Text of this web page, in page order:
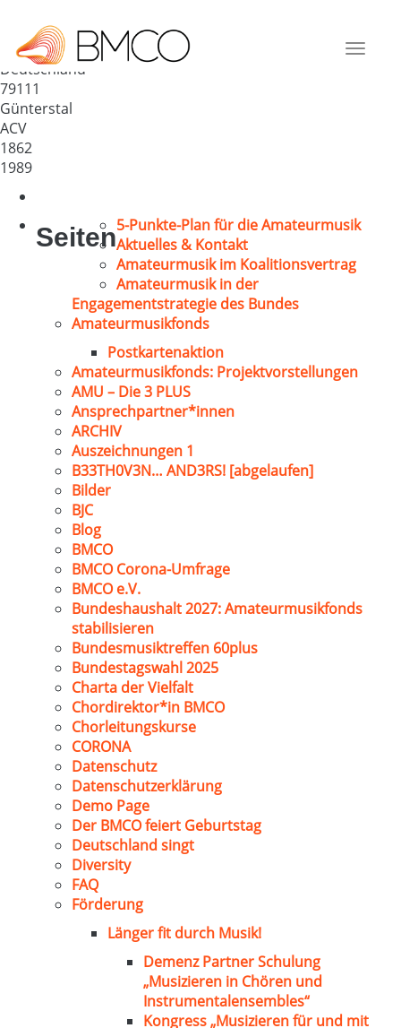
Toggle
Günterstal
Deutschland
79111
Günterstal
ACV
1862
1989
Seiten5-Punkte-Plan für die Amateurmusik
Aktuelles & Kontakt
Amateurmusik im Koalitionsvertrag
Amateurmusik in der
Engagementstrategie des Bundes
Amateurmusikfonds
Postkartenaktion
Amateurmusikfonds: Projektvorstellungen
AMU – Die 3 PLUS
Ansprechpartner*innen
ARCHIV
Auszeichnungen 1
B33TH0V3N… AND3RS! [abgelaufen]
Bilder
BJC
Blog
BMCO
BMCO Corona-Umfrage
BMCO e.V.
Bundeshaushalt 2027: Amateurmusikfonds
stabilisieren
Bundesmusiktreffen 60plus
Bundestagswahl 2025
Charta der Vielfalt
Chordirektor*in BMCO
Chorleitungskurse
CORONA
Datenschutz
Datenschutzerklärung
Demo Page
Der BMCO feiert Geburtstag
Deutschland singt
Diversity
FAQ
Förderung
Länger fit durch Musik!
Demenz Partner Schulung
„Musizieren in Chören und
Instrumentalensembles“
Kongress „Musizieren für und mit